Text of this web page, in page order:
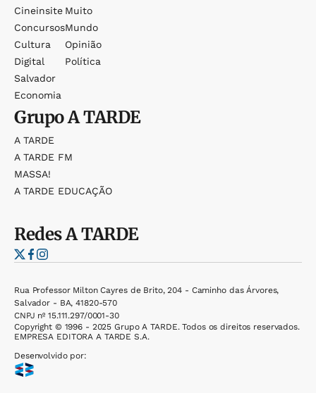
Cineinsite
Concursos
Cultura
Digital
Salvador
Economia
Muito
Mundo
Opinião
Política
GrupoA TARDE
A TARDE
A TARDE FM
MASSA!
A TARDE EDUCAÇÃO
RedesA TARDE
Rua Professor Milton Cayres de Brito, 204 - Caminho das Árvores,
Salvador - BA, 41820-570
CNPJ nº 15.111.297/0001-30
Copyright © 1996 - 2025 Grupo A TARDE. Todos os direitos reservados.
EMPRESA EDITORA A TARDE S.A.
Desenvolvido por: